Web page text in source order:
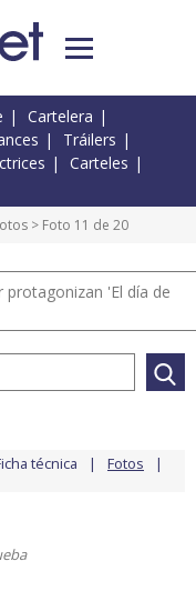
Cartelera
Tráilers
Carteles
> Foto 11 de 20
protagonizan 'El día de
técnica Fotos